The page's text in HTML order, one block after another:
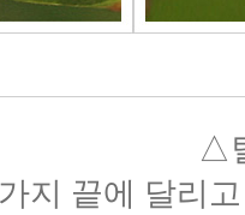
△
지 끝에 달리